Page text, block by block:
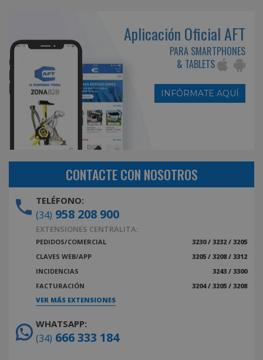
Aplicación Oficial AFT
PARA SMARTPHONES
& TABLETS
INFÓRMATE AQUÍ
CONTACTE CON NOSOTROS
TELÉFONO:
(34) 958 208 900
EXTENSIONES CENTRALITA:
PEDIDOS/COMERCIAL
3230 / 3232 / 3205
CLAVES WEB/APP
3205 / 3208 / 3312
INCIDENCIAS
3243 / 3300
FACTURACIÓN
3204 / 3205 / 3208
VER MÁS EXTENSIONES
WHATSAPP:
(34) 666 333 184